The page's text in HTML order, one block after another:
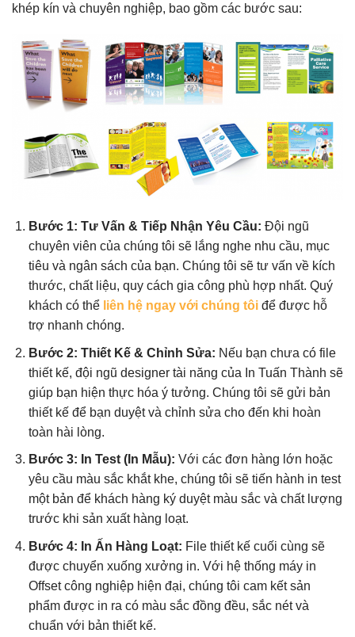
khép kín và chuyên nghiệp, bao gồm các bước sau:
Bước 1: Tư Vấn & Tiếp Nhận Yêu Cầu: Đội ngũ
chuyên viên của chúng tôi sẽ lắng nghe nhu cầu, mục
tiêu và ngân sách của bạn. Chúng tôi sẽ tư vấn về kích
thước, chất liệu, quy cách gia công phù hợp nhất. Quý
khách có thể liên hệ ngay với chúng tôiđể được hỗ
trợ nhanh chóng.
Bước 2: Thiết Kế & Chỉnh Sửa: Nếu bạn chưa có file
thiết kế, đội ngũ designer tài năng của In Tuấn Thành sẽ
giúp bạn hiện thực hóa ý tưởng. Chúng tôi sẽ gửi bản
thiết kế để bạn duyệt và chỉnh sửa cho đến khi hoàn
toàn hài lòng.
Bước 3: In Test (In Mẫu): Với các đơn hàng lớn hoặc
yêu cầu màu sắc khắt khe, chúng tôi sẽ tiến hành in test
một bản để khách hàng ký duyệt màu sắc và chất lượng
trước khi sản xuất hàng loạt.
Bước 4: In Ấn Hàng Loạt: File thiết kế cuối cùng sẽ
được chuyển xuống xưởng in. Với hệ thống máy in
Offset công nghiệp hiện đại, chúng tôi cam kết sản
phẩm được in ra có màu sắc đồng đều, sắc nét và
chuẩn với bản thiết kế.